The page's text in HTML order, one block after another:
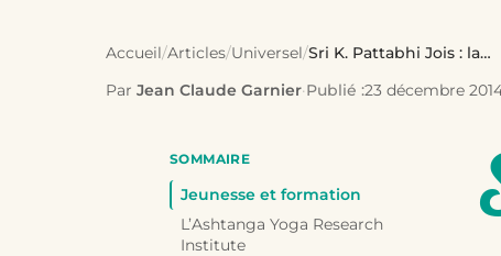
Accueil/Articles/Universel/Sri K. Pattabhi Jois : la…
Par Jean Claude Garnier·Publié :23 décembre
SOMMAIRE
Jeunesse et formation
L’Ashtanga Yoga Research
Institute